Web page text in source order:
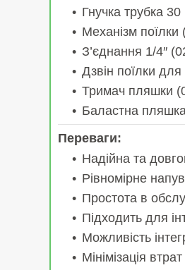
Гнучка трубка
Механізм поїлки
З’єднання 1/4″
Дзвін поїлки для
Тримач пляшки
Баластна
Переваги:
Надійна та
Рівномірне
Простота в
Підходить для
Можливість
Мінімізація